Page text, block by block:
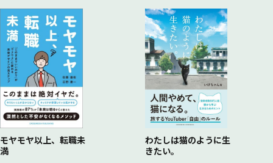
・マッチングの可能性を最大化する「fundbook cloud」
・「ハイブリッド型マッチングモデル」とは？
・「ハイブリッド型マッチングモデル」が実現した意外なマッ
チング
・各業界に精通した業界特化チーム
・士業専門家による万全なサポート
・完全成功報酬制
・コンプライアンス（法令遵守）体制
なぜ、fundbookでは未経験者が早期に活躍できるのか？
・M&Aコンサルタントの稼働効率を徹底的に追求した仕組み
づくりで、
カルチャーにフィットするかどうかの視点
〈M&Aコンサルタントで得られる力〉一生ものの力をつける
・自ら顧客を獲得する営業力が身につく
・会社法などの法律理解力が身につく
・実践的な財務分析力が身につく
・経営者と対等に渡り合うビジネスコミュニケーション能力が
身につく
コンプライアンス遵守と、充実したリスクマネジメント
・体系的なリスク評価と対応策の策定
・継続的なリスク管理の見直しと最適化
Q11投資銀行部門（IBD)や財務アドバイザリーサービス
（FAS）との違いは何ですか？
Q12社内での仕事以外の交流はありますか？
モヤモヤ以上、転職未
満
わたしは猫のように生
きたい。